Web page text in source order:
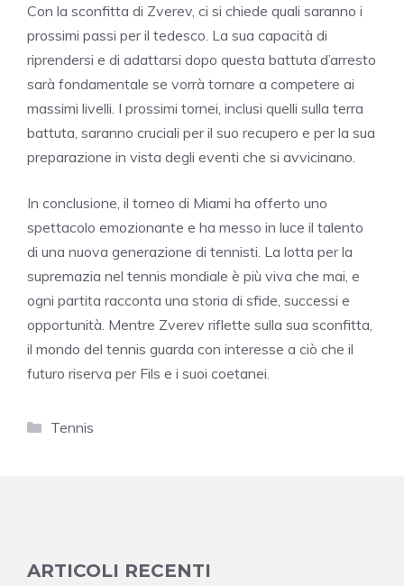
Con la sconfitta di Zverev, ci si chiede quali saranno i
prossimi passi per il tedesco. La sua capacità di
riprendersi e di adattarsi dopo questa battuta d’arresto
sarà fondamentale se vorrà tornare a competere ai
massimi livelli. I prossimi tornei, inclusi quelli sulla terra
battuta, saranno cruciali per il suo recupero e per la sua
preparazione in vista degli eventi che si avvicinano.
In conclusione, il torneo di Miami ha offerto uno
spettacolo emozionante e ha messo in luce il talento
di una nuova generazione di tennisti. La lotta per la
supremazia nel tennis mondiale è più viva che mai, e
ogni partita racconta una storia di sfide, successi e
opportunità. Mentre Zverev riflette sulla sua sconfitta,
il mondo del tennis guarda con interesse a ciò che il
futuro riserva per Fils e i suoi coetanei.
Categorie
Tennis
ARTICOLI RECENTI